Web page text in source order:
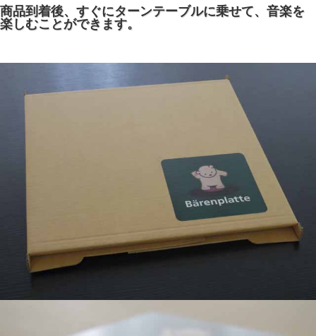
商品到着後、すぐにターンテーブルに乗せて、音楽を
楽しむことができます。